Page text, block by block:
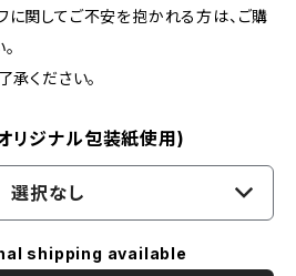
関してご不安を抱かれる方は、ご購
承ください。
リジナル包装紙使用)
選択なし
shipping available